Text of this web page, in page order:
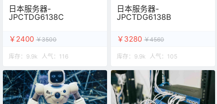
日本服务器-
JPCTDG6138C
￥2400 ￥3500
库存： 9.9k 人气： 116
日本服务器-
JPCTDG6138B
￥3280 ￥4560
库存： 9.9k 人气： 105